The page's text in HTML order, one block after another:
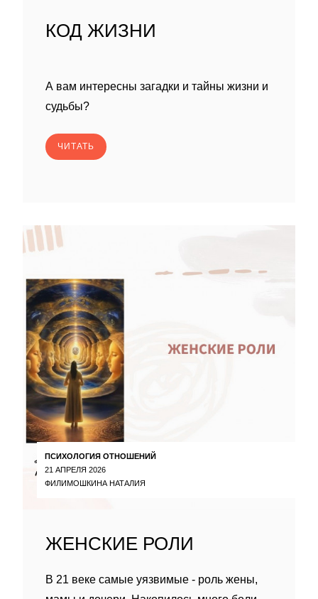
КОД ЖИЗНИ
А вам интересны загадки и тайны жизни и
судьбы?
ЧИТАТЬ
ПСИХОЛОГИЯ ОТНОШЕНИЙ
21 АПРЕЛЯ 2026
ФИЛИМОШКИНА НАТАЛИЯ
ЖЕНСКИЕ РОЛИ
В 21 веке самые уязвимые - роль жены,